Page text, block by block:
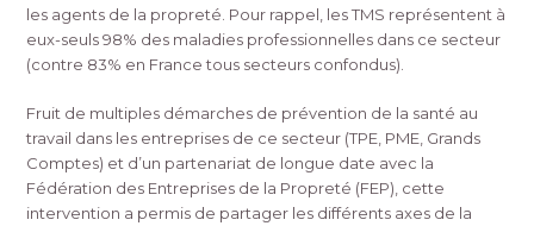
les agents de la propreté. Pour rappel, les TMS représentent à
eux-seuls 98% des maladies professionnelles dans ce secteur
(contre 83% en France tous secteurs confondus).
Fruit de multiples démarches de prévention de la santé au
travail dans les entreprises de ce secteur (TPE, PME, Grands
Comptes) et d’un partenariat de longue date avec la
Fédération des Entreprises de la Propreté (FEP), cette
intervention a permis de partager les différents axes de la